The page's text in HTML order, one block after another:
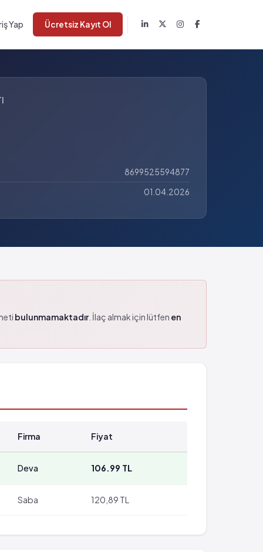
Yap Ücretsiz Kayıt Ol
8699525594877
01.04.2026
bulunmamaktadır. İlaç almak için lütfen en
Firma Fiyat
Deva 106.99 TL
Saba 120,89 TL